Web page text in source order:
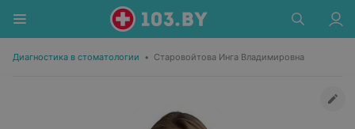
Диагностика в стоматологии • Старовойтова Инга Владимировна